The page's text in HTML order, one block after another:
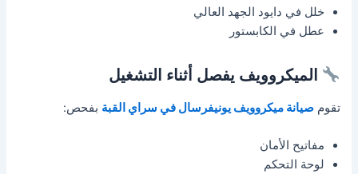
خلل في دايود الجهد العالي
عطل في الكابستور
الميكروويف يفصل أثناء التشغيل
تقومصيانة ميكروويف يونيفرسال في سراي القبة بفحص:
مفاتيح الأمان
لوحة التحكم